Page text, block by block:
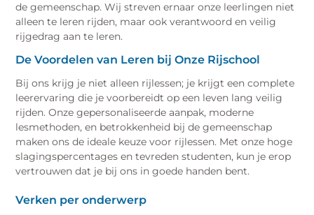
de gemeenschap. Wij streven ernaar onze leerlingen niet
alleen te leren rijden, maar ook verantwoord en veilig
rijgedrag aan te leren.
De Voordelen van Leren bij Onze Rijschool
Bij ons krijg je niet alleen rijlessen; je krijgt een complete
leerervaring die je voorbereidt op een leven lang veilig
rijden. Onze gepersonaliseerde aanpak, moderne
lesmethoden, en betrokkenheid bij de gemeenschap
maken ons de ideale keuze voor rijlessen. Met onze hoge
slagingspercentages en tevreden studenten, kun je erop
vertrouwen dat je bij ons in goede handen bent.
Verken per onderwerp